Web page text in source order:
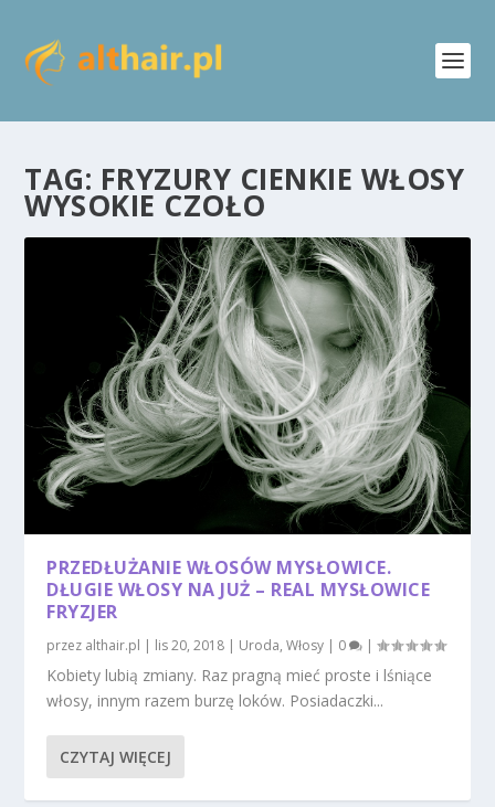
TAG: FRYZURY CIENKIE WŁOSY
WYSOKIE CZOŁO
PRZEDŁUŻANIE WŁOSÓW MYSŁOWICE.
DŁUGIE WŁOSY NA JUŻ – REAL MYSŁOWICE
FRYZJER
przez althair.pl | lis 20, 2018 | Uroda,Włosy | 0 |
Kobiety lubią zmiany. Raz pragną mieć proste i lśniące
włosy, innym razem burzę loków. Posiadaczki...
CZYTAJ WIĘCEJ